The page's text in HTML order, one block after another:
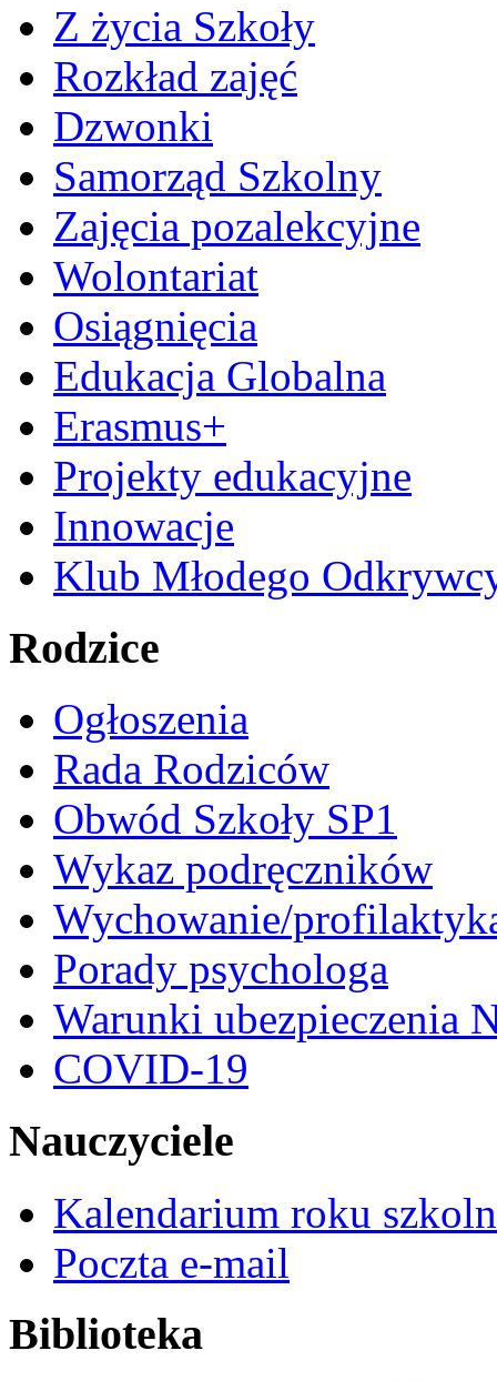
Z życia Szkoły
Rozkład zajęć
Dzwonki
Samorząd Szkolny
Zajęcia pozalekcyjne
Wolontariat
Osiągnięcia
Edukacja Globalna
Erasmus+
Projekty edukacyjne
Innowacje
Klub Młodego
Rodzice
Ogłoszenia
Rada Rodziców
Obwód Szkoły SP1
Wykaz podręczników
Wychowanie/
Porady psychologa
Warunki ubezpieczenia
COVID-19
Nauczyciele
Kalendarium roku
Poczta e-mail
Biblioteka